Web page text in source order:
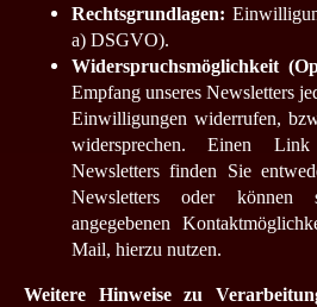
Rechtsgrundlagen:
a) DSGVO).
Widerspruchsmöglichkeit
Empfang unseres Newsletters
Einwilligungen widerrufen,
widersprechen. Einen
Newsletters finden Sie
Newsletters oder
angegebenen
Mail, hierzu nutzen.
Weitere Hinweise zu